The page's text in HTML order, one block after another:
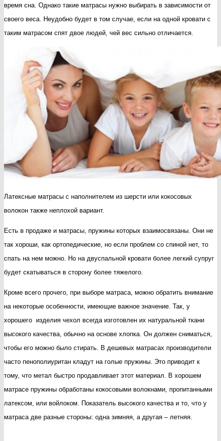
время сна. Однако такие матрасы нужно выбирать в зависимости от
своего веса. Неудобно будет в том случае, если на одной кровати с
таким матрасом спят двое людей, чей вес сильно отличается.
Латексные матрасы с наполнителем из шерсти или кокосовых
волокон также неплохой вариант.
Есть в продаже и матрасы, пружины которых взаимосвязаны. Они не
так хороши, как ортопедические, но если проблем со спиной нет, то
спать на нем можно. Но на двуспальной кровати более легкий супруг
будет скатываться в сторону более тяжелого.
Кроме всего прочего, при выборе матраса, можно обратить внимание
на некоторые особенности, имеющие важное значение. Так, у
хорошего изделия чехол всегда изготовлен их натуральной ткани
высокого качества, обычно на основе хлопка. Он должен сниматься,
чтобы его можно было стирать. В дешевых матрасах производители
часто пенополиуритан кладут на голые пружины. Это приводит к
тому, что метал быстро продавливает этот материал. В хорошем
матрасе пружины обработаны кокосовыми волокнами, пропитанными
латексом, или войлоком. Показатель высокого качества и то, что у
матраса две разные стороны: одна зимняя, а другая – летняя.